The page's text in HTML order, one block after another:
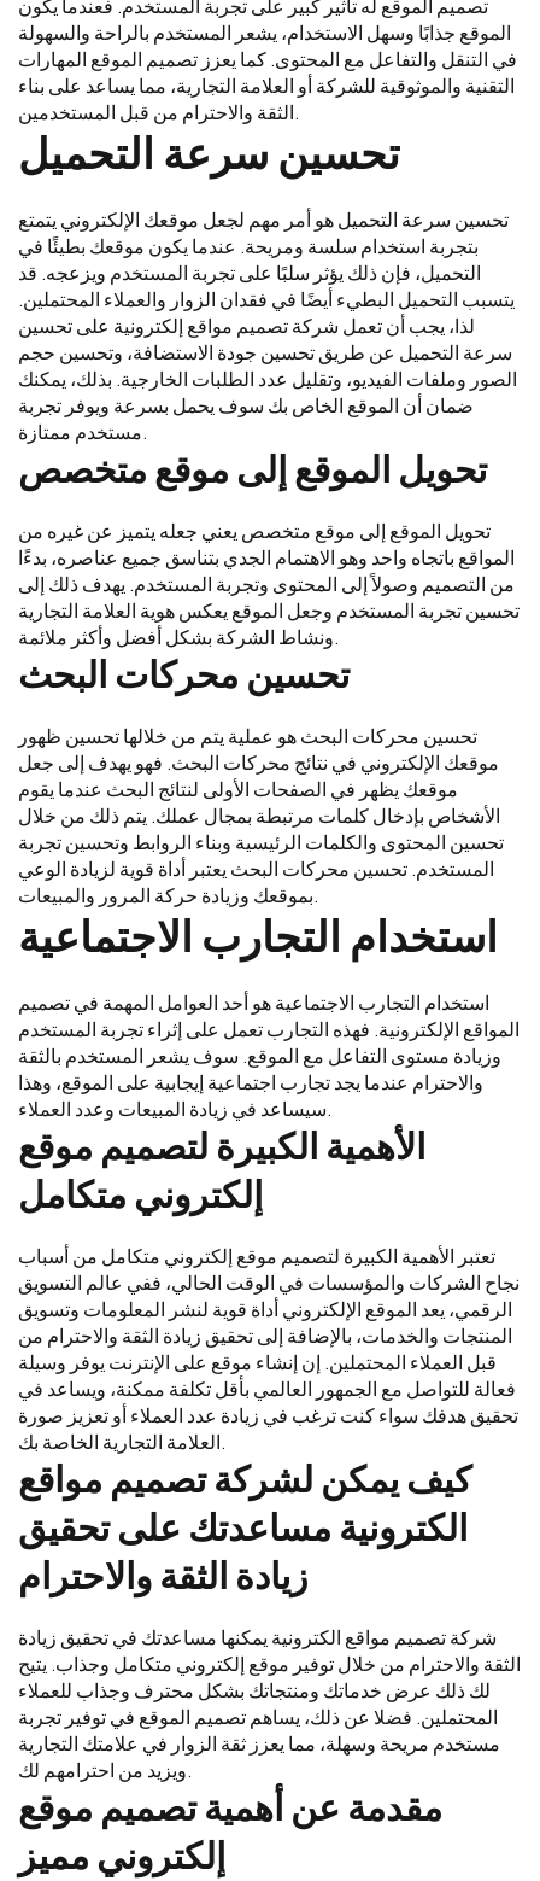
تصميم الموقع له تأثير كبير على تجربة المستخدم. فعندما يكون
الموقع جذابًا وسهل الاستخدام، يشعر المستخدم بالراحة والسهولة
في التنقل والتفاعل مع المحتوى. كما يعزز تصميم الموقع المهارات
التقنية والموثوقية للشركة أو العلامة التجارية، مما يساعد على بناء
الثقة والاحترام من قبل المستخدمين.
تحسين سرعة التحميل
تحسين سرعة التحميل هو أمر مهم لجعل موقعك الإلكتروني يتمتع
بتجربة استخدام سلسة ومريحة. عندما يكون موقعك بطيئًا في
التحميل، فإن ذلك يؤثر سلبًا على تجربة المستخدم ويزعجه. قد
يتسبب التحميل البطيء أيضًا في فقدان الزوار والعملاء المحتملين.
لذا، يجب أن تعمل شركة تصميم مواقع إلكترونية على تحسين
سرعة التحميل عن طريق تحسين جودة الاستضافة، وتحسين حجم
الصور وملفات الفيديو، وتقليل عدد الطلبات الخارجية. بذلك، يمكنك
ضمان أن الموقع الخاص بك سوف يحمل بسرعة ويوفر تجربة
مستخدم ممتازة.
تحويل الموقع إلى موقع متخصص
تحويل الموقع إلى موقع متخصص يعني جعله يتميز عن غيره من
المواقع باتجاه واحد وهو الاهتمام الجدي بتناسق جميع عناصره، بدءًا
من التصميم وصولاً إلى المحتوى وتجربة المستخدم. يهدف ذلك إلى
تحسين تجربة المستخدم وجعل الموقع يعكس هوية العلامة التجارية
ونشاط الشركة بشكل أفضل وأكثر ملائمة.
تحسين محركات البحث
تحسين محركات البحث هو عملية يتم من خلالها تحسين ظهور
موقعك الإلكتروني في نتائج محركات البحث. فهو يهدف إلى جعل
موقعك يظهر في الصفحات الأولى لنتائج البحث عندما يقوم
الأشخاص بإدخال كلمات مرتبطة بمجال عملك. يتم ذلك من خلال
تحسين المحتوى والكلمات الرئيسية وبناء الروابط وتحسين تجربة
المستخدم. تحسين محركات البحث يعتبر أداة قوية لزيادة الوعي
بموقعك وزيادة حركة المرور والمبيعات.
استخدام التجارب الاجتماعية
استخدام التجارب الاجتماعية هو أحد العوامل المهمة في تصميم
المواقع الإلكترونية. فهذه التجارب تعمل على إثراء تجربة المستخدم
وزيادة مستوى التفاعل مع الموقع. سوف يشعر المستخدم بالثقة
والاحترام عندما يجد تجارب اجتماعية إيجابية على الموقع، وهذا
سيساعد في زيادة المبيعات وعدد العملاء.
الأهمية الكبيرة لتصميم موقع
إلكتروني متكامل
تعتبر الأهمية الكبيرة لتصميم موقع إلكتروني متكامل من أسباب
نجاح الشركات والمؤسسات في الوقت الحالي، ففي عالم التسويق
الرقمي، يعد الموقع الإلكتروني أداة قوية لنشر المعلومات وتسويق
المنتجات والخدمات، بالإضافة إلى تحقيق زيادة الثقة والاحترام من
قبل العملاء المحتملين. إن إنشاء موقع على الإنترنت يوفر وسيلة
فعالة للتواصل مع الجمهور العالمي بأقل تكلفة ممكنة، ويساعد في
تحقيق هدفك سواء كنت ترغب في زيادة عدد العملاء أو تعزيز صورة
العلامة التجارية الخاصة بك.
كيف يمكن لشركة تصميم مواقع
الكترونية مساعدتك على تحقيق
زيادة الثقة والاحترام
شركة تصميم مواقع الكترونية يمكنها مساعدتك في تحقيق زيادة
الثقة والاحترام من خلال توفير موقع إلكتروني متكامل وجذاب. يتيح
لك ذلك عرض خدماتك ومنتجاتك بشكل محترف وجذاب للعملاء
المحتملين. فضلا عن ذلك، يساهم تصميم الموقع في توفير تجربة
مستخدم مريحة وسهلة، مما يعزز ثقة الزوار في علامتك التجارية
ويزيد من احترامهم لك.
مقدمة عن أهمية تصميم موقع
إلكتروني مميز